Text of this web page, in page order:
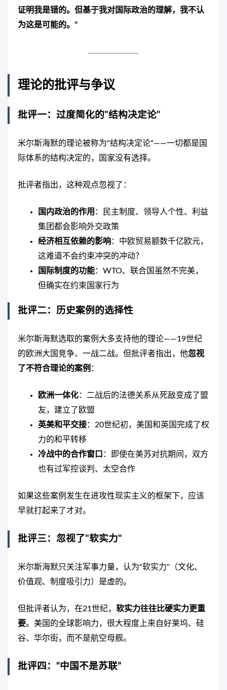
证明我是错的。但基于我对国际政治的理解，我不认
为这是可能的。”
理论的批评与争议
批评一：过度简化的"结构决定论"
米尔斯海默的理论被称为"结构决定论"——一切都是国
际体系的结构决定的，国家没有选择。
批评者指出，这种观点忽视了：
国内政治的作用 ：民主制度、领导人个性、利益
集团都会影响外交政策
经济相互依赖的影响：中欧贸易额数千亿欧元，
这难道不会约束冲突的冲动？
国际制度的功能：WTO、联合国虽然不完美，
但确实在约束国家行为
批评二：历史案例的选择性
米尔斯海默选取的案例大多支持他的理论——19世纪
的欧洲大国竞争、一战二战。但批评者指出，他忽视
了不符合理论的案例 ：
欧洲一体化：二战后的法德关系从死敌变成了盟
友，建立了欧盟
英美和平交接：20世纪初，美国和英国完成了权
力的和平转移
冷战中的合作窗口 ：即使在美苏对抗期间，双方
也有过军控谈判、太空合作
如果这些案例发生在进攻性现实主义的框架下，应该
早就打起来了才对。
批评三：忽视了"软实力"
米尔斯海默只关注军事力量，认为"软实力"（文化、
价值观、制度吸引力）是虚的。
但批评者认为，在21世纪， 软实力往往比硬实力更重
要。美国的全球影响力，很大程度上来自好莱坞、硅
谷、华尔街，而不是航空母舰。
批评四：“中国不是苏联”